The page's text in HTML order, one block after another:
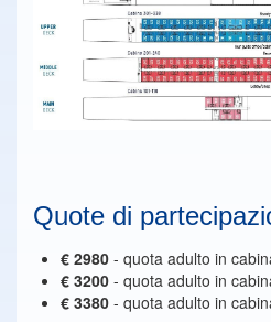
Quote di
€ 2980 - quota adulto in
€ 3200 - quota adulto in
€ 3380 - quota adulto in